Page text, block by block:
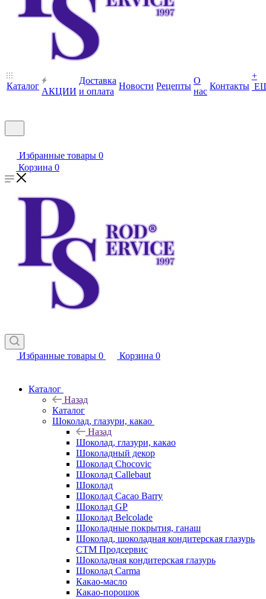
Каталог
АКЦИИ
Доставка
и оплата
Новости Рецепты
О
нас
Контакты
+
Избранные товары 0
Корзина 0
Избранные товары 0 Корзина 0
Каталог
Назад
Каталог
Шоколад, глазури, какао
Назад
Шоколад, глазури, какао
Шоколадный декор
Шоколад Chocovic
Шоколад Callebaut
Шоколад
Шоколад Cacao Barry
Шоколад GP
Шоколад Belcolade
Шоколадные покрытия, ганаш
Шоколад, шоколадная кондитерская глазурь
СТМ Продсервис
Шоколадная кондитерская глазурь
Шоколад Carma
Какао-масло
Какао-порошок